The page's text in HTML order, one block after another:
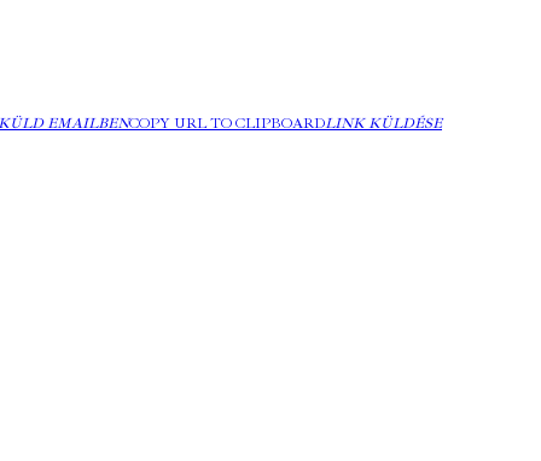
EMAILBENCOPY URL TO CLIPBOARDLINK KÜLDÉSE